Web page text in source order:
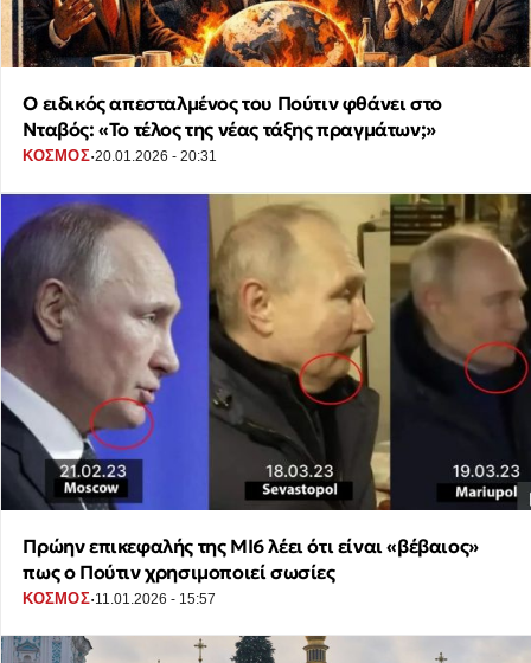
Ο ειδικός απεσταλμένος του Πούτιν φθάνει στο
Νταβός: «Το τέλος της νέας τάξης πραγμάτων;»
ΚΟΣΜΟΣ·20.01.2026 - 20:31
Πρώην επικεφαλής της MI6 λέει ότι είναι «βέβαιος»
πως ο Πούτιν χρησιμοποιεί σωσίες
ΚΟΣΜΟΣ·11.01.2026 - 15:57